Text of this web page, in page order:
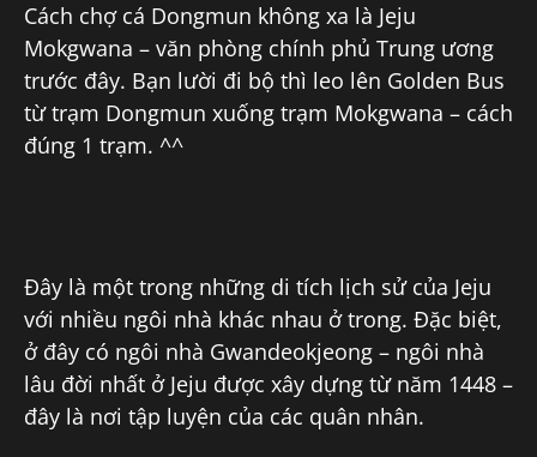
Cách chợ cá Dongmun không xa là Jeju
Mokgwana – văn phòng chính phủ Trung ương
trước đây. Bạn lười đi bộ thì leo lên Golden Bus
từ trạm Dongmun xuống trạm Mokgwana – cách
đúng 1 trạm. ^^
Đây là một trong những di tích lịch sử của Jeju
với nhiều ngôi nhà khác nhau ở trong. Đặc biệt,
ở đây có ngôi nhà Gwandeokjeong – ngôi nhà
lâu đời nhất ở Jeju được xây dựng từ năm 1448 –
đây là nơi tập luyện của các quân nhân.